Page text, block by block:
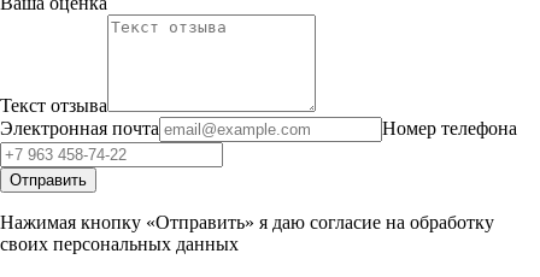
Текст отзыва
Электронная почта
Номер телефона
Отправить
Нажимая кнопку «Отправить» я даю согласие на обработку
своих персональных данных